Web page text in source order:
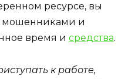
ресурсе, вы
мошенниками и
время и средства.
к работе,